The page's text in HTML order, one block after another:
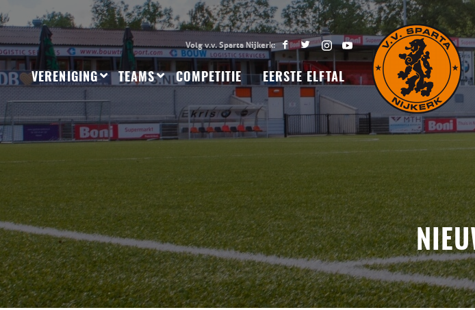
VERENIGING TEAMS COMPETITIE EERSTE ELFTAL